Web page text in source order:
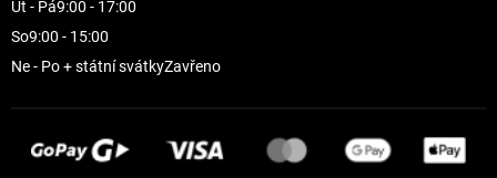
Út - Pá9:00 - 17:00
So9:00 - 15:00
Ne - Po + státní svátkyZavřeno